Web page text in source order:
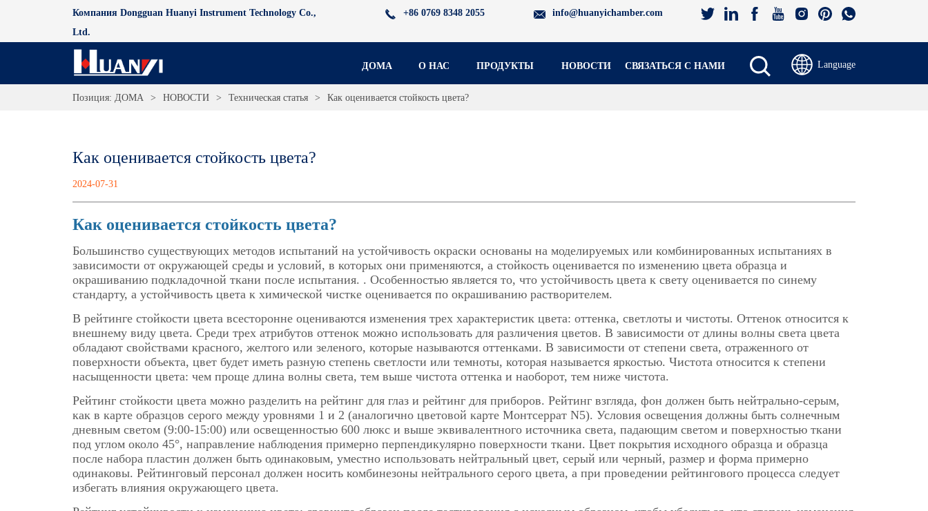
Компания Dongguan Huanyi Instrument Technology Co.,
Ltd.
+86 0769 8348 2055 info@huanyichamber.com
ДОМА О НАС ПРОДУКТЫ НОВОСТИ СВЯЗАТЬСЯ С НАМИ Language
Позиция: ДОМА > НОВОСТИ > Техническая статья > Как оценивается стойкость цвета?
Как оценивается стойкость цвета?
2024-07-31